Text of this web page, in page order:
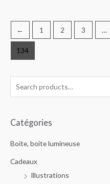
Catégories
Boite, boite lumineuse
Cadeaux
Illustrations
5
← 1 2 3 …
134